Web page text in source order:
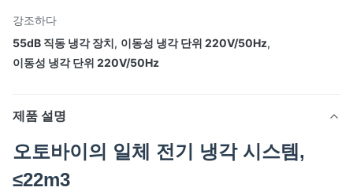
강조하다
55dB 직동 냉각 장치, 이동성 냉각 단위 220V/50Hz,
이동성 냉각 단위 220V/50Hz
제품 설명
오토바이의 일체 전기 냉각 시스템,
≤22m3